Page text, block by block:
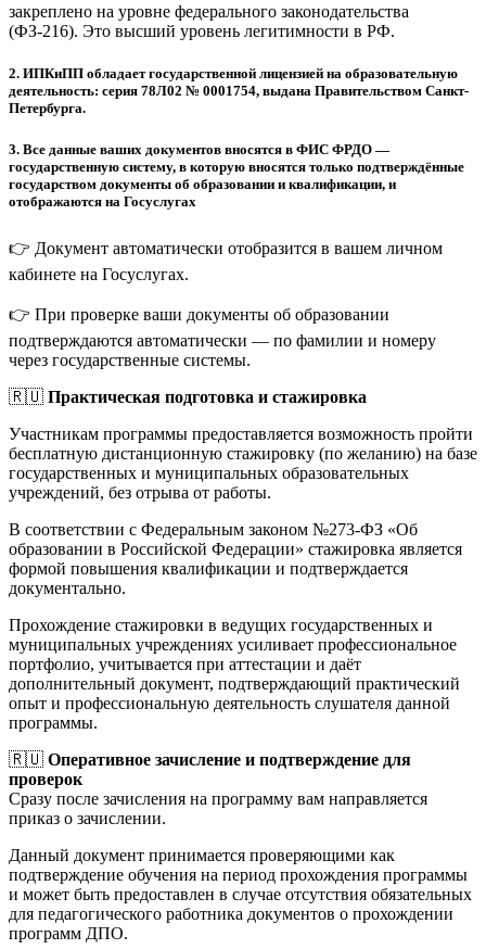
закреплено на уровне федерального законодательства
(ФЗ-216). Это высший уровень легитимности в РФ.
2. ИПКиПП обладает государственной лицензией на образовательную
деятельность: серия 78Л02 № 0001754, выдана Правительством Санкт-
Петербурга.
3. Все данные ваших документов вносятся в ФИС ФРДО —
государственную систему, в которую вносятся только подтверждённые
государством документы об образовании и квалификации, и
отображаются на Госуслугах
👉 Документ автоматически отобразится в вашем личном
кабинете на Госуслугах.
👉 При проверке ваши документы об образовании
подтверждаются автоматически — по фамилии и номеру
через государственные системы.
🇷🇺 Практическая подготовка и стажировка
Участникам программы предоставляется возможность пройти
бесплатную дистанционную стажировку (по желанию) на базе
государственных и муниципальных образовательных
учреждений, без отрыва от работы.
В соответствии с Федеральным законом №273-ФЗ «Об
образовании в Российской Федерации» стажировка является
формой повышения квалификации и подтверждается
документально.
Прохождение стажировки в ведущих государственных и
муниципальных учреждениях усиливает профессиональное
портфолио, учитывается при аттестации и даёт
дополнительный документ, подтверждающий практический
опыт и профессиональную деятельность слушателя данной
программы.
🇷🇺 Оперативное зачисление и подтверждение для
проверок
Сразу после зачисления на программу вам направляется
приказ о зачислении.
Данный документ принимается проверяющими как
подтверждение обучения на период прохождения программы
и может быть предоставлен в случае отсутствия обязательных
для педагогического работника документов о прохождении
программ ДПО.